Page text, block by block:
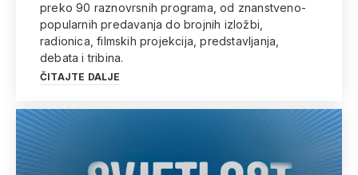
preko 90 raznovrsnih programa, od znanstveno-
popularnih predavanja do brojnih izložbi,
radionica, filmskih projekcija, predstavljanja,
debata i tribina.
ČITAJTE DALJE